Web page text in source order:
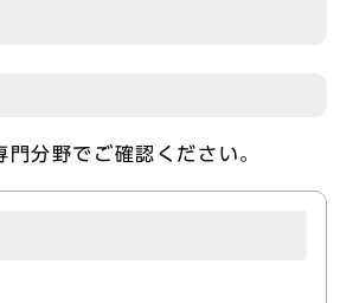
分野でご確認ください。